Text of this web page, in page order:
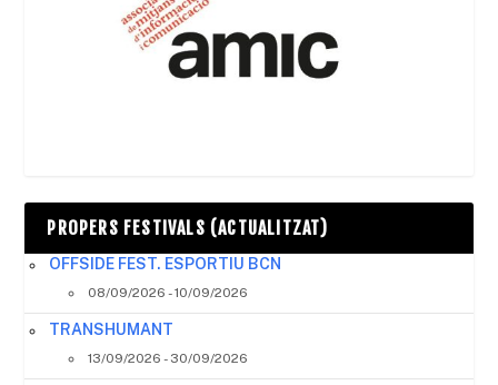
PROPERS FESTIVALS (ACTUALITZAT)
OFFSIDE FEST. ESPORTIU BCN
08/09/2026 - 10/09/2026
TRANSHUMANT
13/09/2026 - 30/09/2026